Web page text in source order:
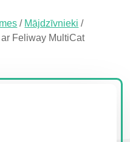
/ Mājdzīvnieki /
Feliway MultiCat